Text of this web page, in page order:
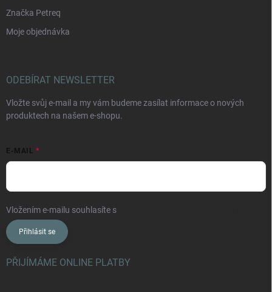
Značka Petreq
Moje objednávka
ODEBÍRAT NEWSLETTER
Vložte svůj e-mail a my vám budeme zasílat informace o nových
produktech na našem e-shopu.
E-MAIL
Vložením e-mailu souhlasíte s
Přihlásit se
PŘIJÍMÁME ONLINE PLATBY